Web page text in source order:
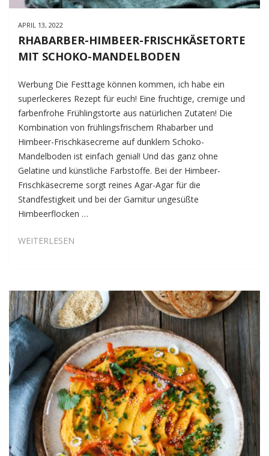
APRIL 13, 2022
RHABARBER-HIMBEER-FRISCHKÄSETORTE
MIT SCHOKO-MANDELBODEN
Werbung Die Festtage können kommen, ich habe ein
superleckeres Rezept für euch! Eine fruchtige, cremige und
farbenfrohe Frühlingstorte aus natürlichen Zutaten! Die
Kombination von frühlingsfrischem Rhabarber und
Himbeer-Frischkäsecreme auf dunklem Schoko-
Mandelboden ist einfach genial! Und das ganz ohne
Gelatine und künstliche Farbstoffe. Bei der Himbeer-
Frischkäsecreme sorgt reines Agar-Agar für die
Standfestigkeit und bei der Garnitur ungesüßte
Himbeerflocken …
WEITERLESEN
SCHOKO-
MANDELBODEN